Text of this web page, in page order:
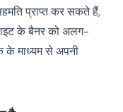
प्राप्त कर सकते हैं,
के बैनर को अलग-
के माध्यम से अपनी